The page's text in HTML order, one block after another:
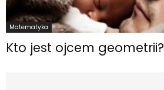
Matematyka
Kto jest ojcem geometrii?